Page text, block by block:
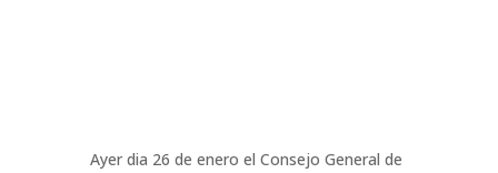
Ayer dia 26 de enero el Consejo General de